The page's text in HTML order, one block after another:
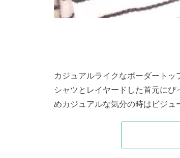
カジュアルライクなボーダートッ
シャツとレイヤードした首元に
めカジュアルな気分の時はビジ